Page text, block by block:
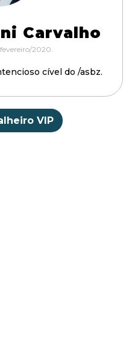
Carvalho
2020.
cível do /asbz.
VIP